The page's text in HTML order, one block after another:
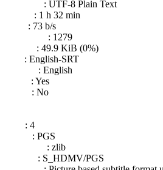
: UTF-8 Plain Text
h 32 min
b/s
: 1279
49.9 KiB (0%)
SRT
: English
Yes
: No
4
PGS
: zlib
PGS